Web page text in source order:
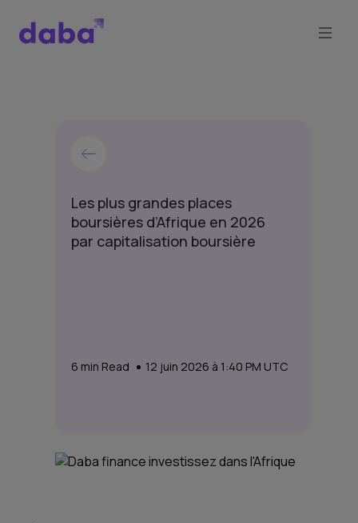
Les plus grandes places
boursières d’Afrique en 2026
par capitalisation boursière
6 min Read 12 juin 2026 à 1:40 PM UTC